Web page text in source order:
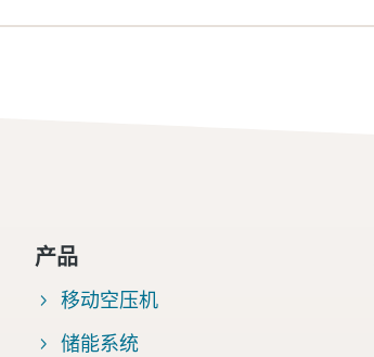
产品
移动空压机
储能系统